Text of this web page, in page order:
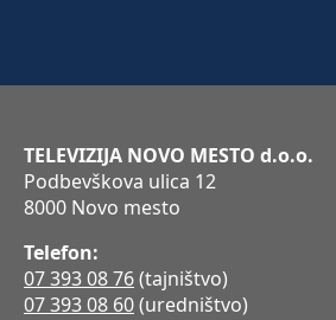
TELEVIZIJA NOVO MESTO d.o.o.
Podbevškova ulica 12
8000 Novo mesto
Telefon:
07 393 08 76(tajništvo)
07 393 08 60(uredništvo)